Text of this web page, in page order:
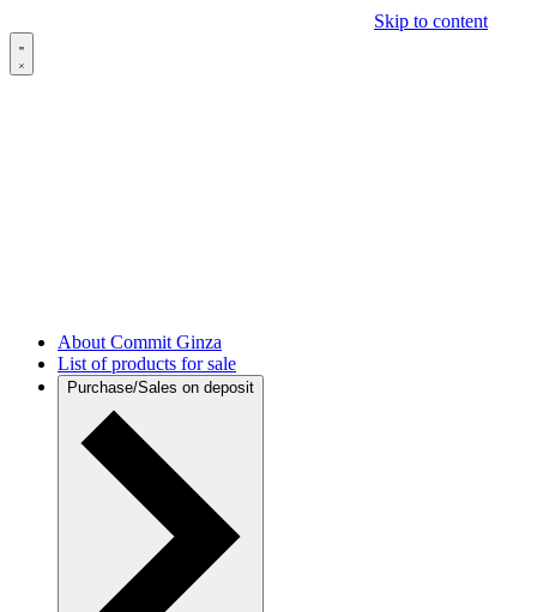
Skip to content
About Commit Ginza
List of products for sale
Purchase/Sales on deposit